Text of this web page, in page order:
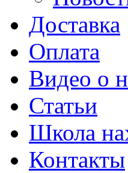
Доставка
Оплата
Видео о
Статьи
Школа
Контакты